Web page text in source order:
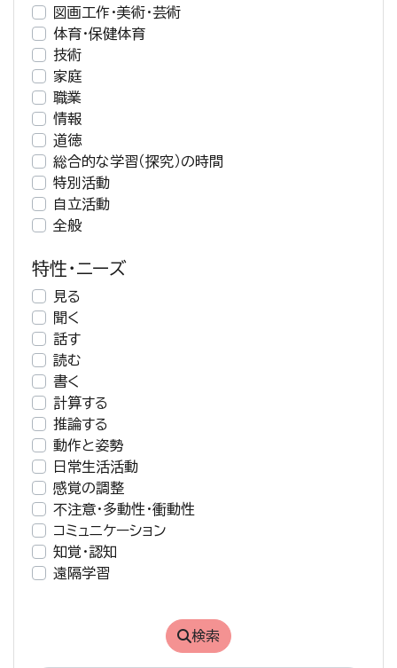
図画工作・美術・芸術
体育・保健体育
技術
家庭
職業
情報
道徳
総合的な学習（探究）の時間
特別活動
自立活動
全般
特性・ニーズ
見る
聞く
話す
読む
書く
計算する
推論する
動作と姿勢
日常生活活動
感覚の調整
不注意・多動性・衝動性
コミュニケーション
知覚・認知
遠隔学習
検索